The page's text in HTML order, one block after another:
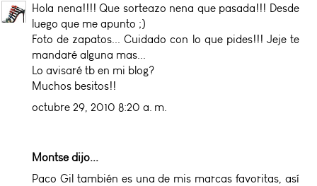
Hola nena!!!! Que sorteazo nena que pasada!!! Desde
luego que me apunto ;)
Foto de zapatos... Cuidado con lo que pides!!! Jeje te
mandaré alguna mas...
Lo avisaré tb en mi blog?
Muchos besitos!!
octubre 29, 2010 8:20 a. m.
Montse dijo...
Paco Gil también es una de mis marcas favoritas, así